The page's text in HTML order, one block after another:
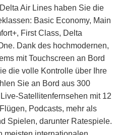
Air Lines haben Sie die
Basic Economy, Main
First Class, Delta
Dank des hochmodernen,
mit Touchscreen an Bord
die volle Kontrolle über Ihre
Sie an Bord aus 300
Satellitenfernsehen mit 12
Podcasts, mehr als
Spielen, darunter Ratespiele.